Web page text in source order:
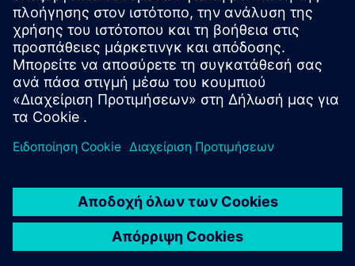
επόμενης γενιάς με απαράμιλλη ευελιξία, επεκτασιμότητα
και αρθρωτότητα. Τρία εξαρτήματα τροφοδοτούν πλήρη
ελευθερία 6-DOF: αιωρούμενα xBots (κινητήρες), Flyways
(στάτορες) και το PM...
Μάθετε περισσότερα